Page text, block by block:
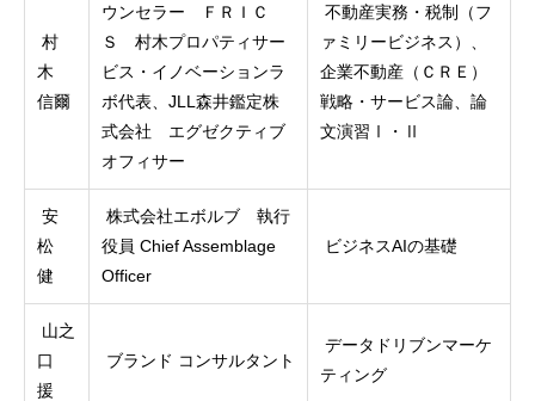
村
木
信爾
ウンセラー ＦＲＩＣ
Ｓ 村木プロパティサー
ビス・イノベーションラ
ボ代表、JLL森井鑑定株
式会社 エグゼクティブ
オフィサー
不動産実務・税制（フ
ァミリービジネス）、
企業不動産（ＣＲＥ）
戦略・サービス論、論
文演習Ⅰ・Ⅱ
安
松
健
株式会社エボルブ 執行
役員 Chief Assemblage
Officer
ビジネスAIの基礎
山之
口
援
ブランド コンサルタント
データドリブンマーケ
ティング